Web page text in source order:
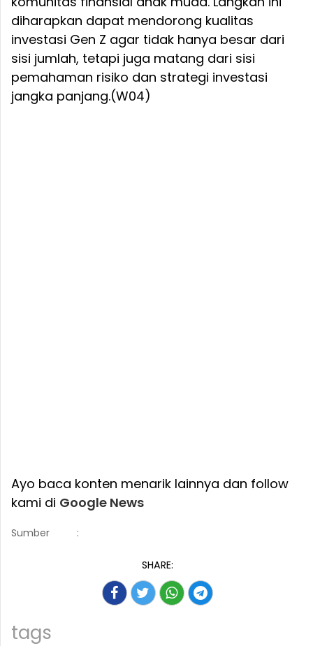
diharapkan dapat mendorong kualitas
investasi Gen Z agar tidak hanya besar dari
sisi jumlah, tetapi juga matang dari sisi
pemahaman risiko dan strategi investasi
jangka panjang.(W04)
Ayo baca konten menarik lainnya dan follow
kami di Google News
Sumber :
SHARE:
tags